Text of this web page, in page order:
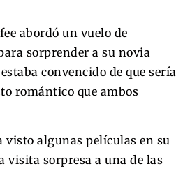
abordó un vuelo de
sorprender a su novia
convencido de que sería
romántico que ambos
visto algunas películas en su
visita sorpresa a una de las